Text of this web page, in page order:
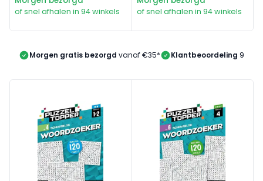
of snel afhalen in 94 winkels of snel afhalen in 94 winkels
Morgen gratis bezorgd vanaf €35* Klantbeoordeling 9/10